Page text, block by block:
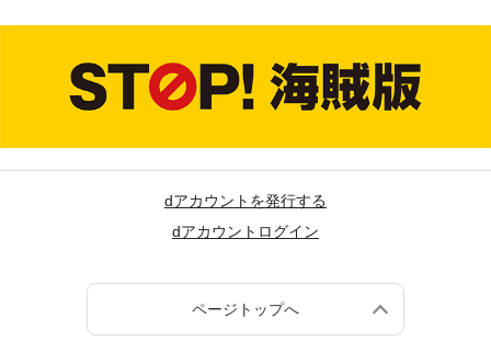
dアカウントを発行する
dアカウントログイン
ページトップへ